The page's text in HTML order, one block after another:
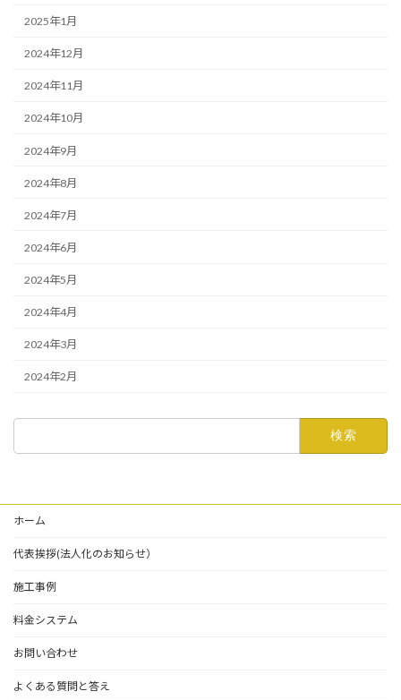
2025年1月
2024年12月
2024年11月
2024年10月
2024年9月
2024年8月
2024年7月
2024年6月
2024年5月
2024年4月
2024年3月
2024年2月
ホーム
代表挨拶(法人化のお知らせ）
施工事例
料金システム
お問い合わせ
よくある質問と答え